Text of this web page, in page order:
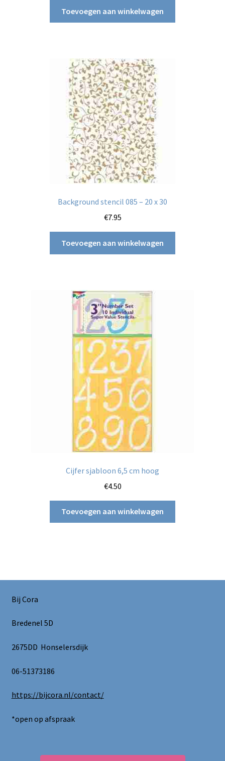
Toevoegen aan winkelwagen
Background stencil 085 – 20 x 30
€7.95
Toevoegen aan winkelwagen
Cijfer sjabloon 6,5 cm hoog
€4.50
Toevoegen aan winkelwagen
Bij Cora
Bredenel 5D
2675DD Honselersdijk
06-51373186
https://bijcora.nl/contact/
*open op afspraak